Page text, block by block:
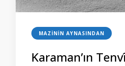
MAZININ AYNASINDAN
Karaman’ın